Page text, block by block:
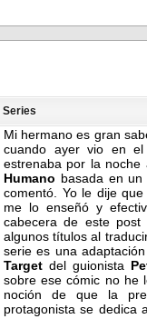
Series
Mi hermano es gran
cuando ayer vio en
estrenaba por la
Humano basada en
comentó. Yo le dije
me lo enseñó y
cabecera de este
algunos títulos al
serie es una
Target del guionista
sobre ese cómic no he
noción de que la
protagonista se dedica